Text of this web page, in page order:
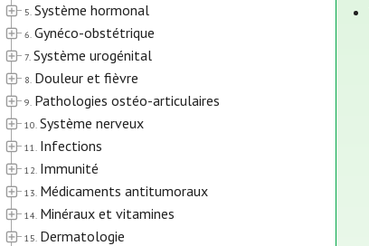
5. Système hormonal
6. Gynéco-obstétrique
7. Système urogénital
8. Douleur et fièvre
9. Pathologies ostéo-articulaires
10. Système nerveux
11. Infections
12. Immunité
13. Médicaments antitumoraux
14. Minéraux et vitamines
15. Dermatologie